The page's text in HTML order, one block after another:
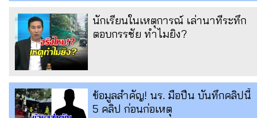
นักเรียนในเหตุการณ์ เล่านาทีระทึก
ตอบกรรชัย ทำไมยิง?
ข้อมูลสำคัญ! นร. มือปืน บันทึกคลิปนี้
5 คลิป ก่อนก่อเหตุ